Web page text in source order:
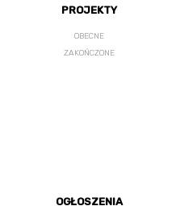
PROJEKTY
OBECNE
ZAKOŃCZONE
OGŁOSZENIA